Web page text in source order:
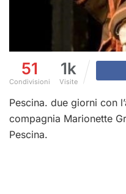
51
Condivisioni
1k
Visite
Pescina. due giorni con
compagnia Marionette
Pescina.